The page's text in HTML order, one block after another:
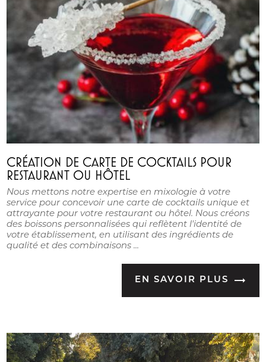
CRÉATION DE CARTE DE COCKTAILS POUR
RESTAURANT OU HÔTEL
Nous mettons notre expertise en mixologie à votre
service pour concevoir une carte de cocktails unique et
attrayante pour votre restaurant ou hôtel. Nous créons
des boissons personnalisées qui reflètent l'identité de
votre établissement, en utilisant des ingrédients de
qualité et des combinaisons ...
EN SAVOIR PLUS